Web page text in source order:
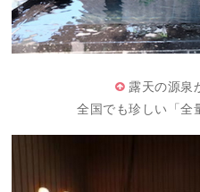
露天の源泉
全国でも珍しい「全